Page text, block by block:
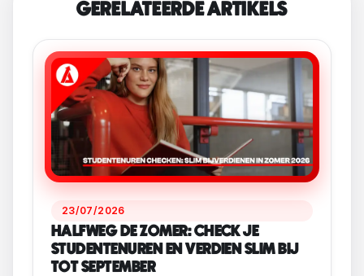
GERELATEERDE ARTIKELS
23/07/2026
HALFWEG DE ZOMER: CHECK JE
STUDENTENUREN EN VERDIEN SLIM BIJ
TOT SEPTEMBER